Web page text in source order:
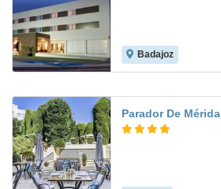
Badajoz
Parador De Mérida